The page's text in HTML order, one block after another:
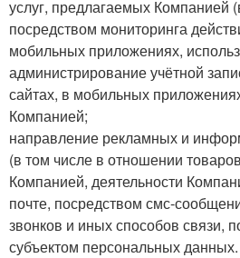
услуг, предлагаемых Компанией
посредством мониторинга
мобильных приложениях,
администрирование учётной
сайтах, в мобильных
Компанией;
направление рекламных и
(в том числе в отношении
Компанией, деятельности
почте, посредством смс-
звонков и иных способов связи,
субъектом персональных данных.